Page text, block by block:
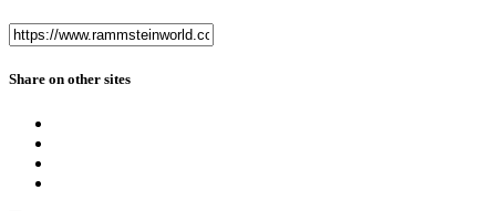
Share on other sites